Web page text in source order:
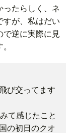
ったらしく、ネ
すが、私はだい
で逆に実際に見
び交ってます
て感じたこと
の初日のクオ